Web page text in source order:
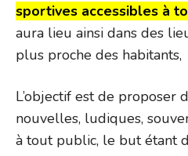
sportives accessibles à
aura lieu ainsi dans des
plus proche des habitants,
L’objectif est de proposer
nouvelles, ludiques,
à tout public, le but étant